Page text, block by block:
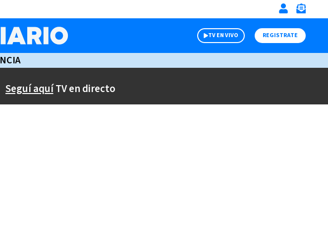
TV EN VIVO REGISTRATE
Seguí aquíTV en directo